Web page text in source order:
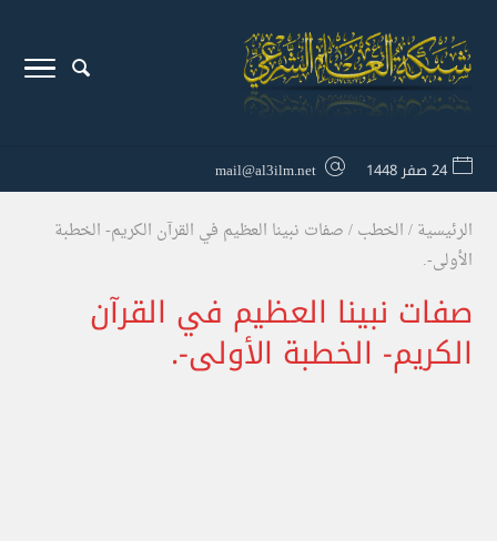
24 صفر 1448 mail@al3ilm.net
الرئيسية/الخطب/صفات نبينا العظيم في القرآن الكريم- الخطبة
الأولى-.
صفات نبينا العظيم في القرآن
الكريم- الخطبة الأولى-.